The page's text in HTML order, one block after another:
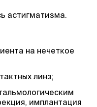
астигматизма.
на нечеткое
линз;
имплантация